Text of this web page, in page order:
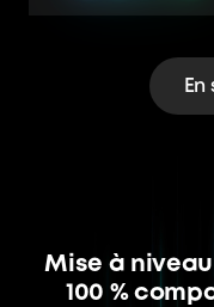
Mise à
100 %